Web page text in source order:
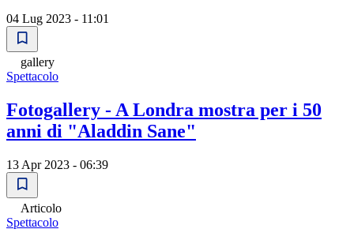
04 Lug 2023 - 11:01
gallery
Spettacolo
Fotogallery - A Londra mostra per i 50
anni di "Aladdin Sane"
13 Apr 2023 - 06:39
Articolo
Spettacolo